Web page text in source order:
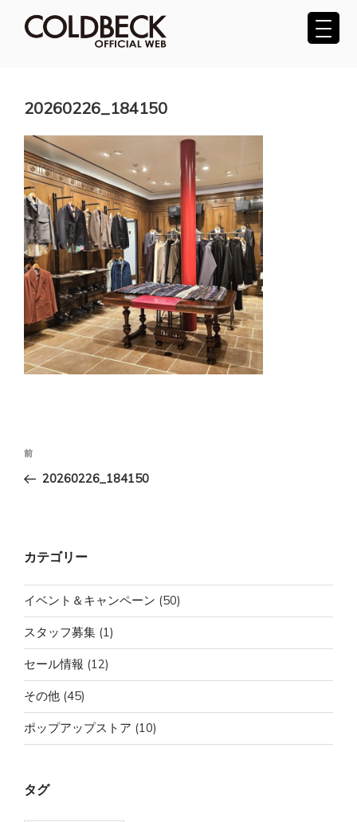
20260226_184150
投
ナ
ー
ョ
ン
前
の
前
20260226_184150
カテゴリー
イベント＆キャンペーン (50)
スタッフ募集 (1)
セール情報 (12)
その他 (45)
ポップアップストア (10)
タグ